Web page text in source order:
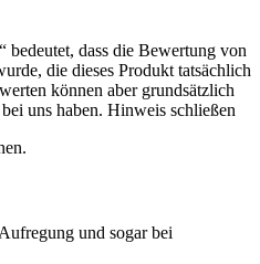
bedeutet, dass die Bewertung von
die dieses Produkt tatsächlich
können aber grundsätzlich
uns haben. Hinweis schließen
und sogar bei